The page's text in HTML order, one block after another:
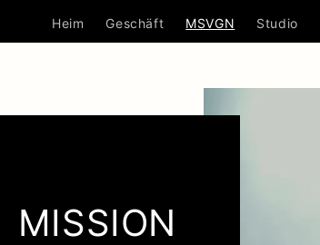
Heim Geschäft MSVGN Studio
MISSION